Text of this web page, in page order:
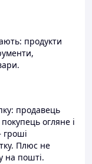
продукти
продавець
огляне і
Плюс не
на пошті.